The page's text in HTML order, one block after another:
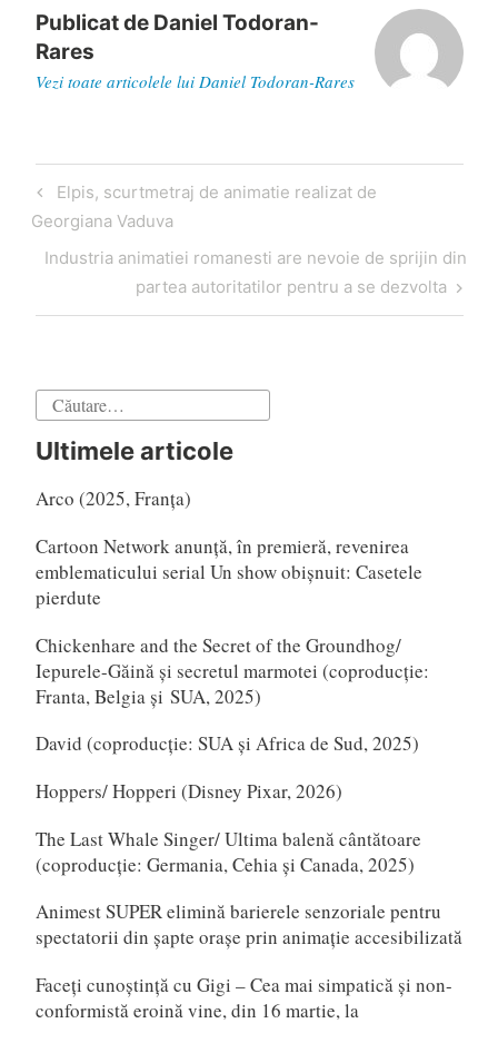
Publicat de Daniel Todoran-
Rares
Vezi toate articolele lui Daniel Todoran-Rares
Navigare
în
articole
Articol
anterior
Elpis, scurtmetraj de animatie realizat de
Georgiana Vaduva
Articol
Industria animatiei romanesti are nevoie de sprijin din
partea autoritatilor pentru a se dezvolta
Caută
Ultimele articole
Arco (2025, Franța)
Cartoon Network anunță, în premieră, revenirea
emblematicului serial Un show obișnuit: Casetele
pierdute
Chickenhare and the Secret of the Groundhog/
Iepurele-Găină și secretul marmotei (coproducție:
Franta, Belgia și SUA, 2025)
David (coproducție: SUA și Africa de Sud, 2025)
Hoppers/ Hopperi (Disney Pixar, 2026)
The Last Whale Singer/ Ultima balenă cântătoare
(coproducție: Germania, Cehia și Canada, 2025)
Animest SUPER elimină barierele senzoriale pentru
spectatorii din șapte orașe prin animație accesibilizată
Faceți cunoștință cu Gigi – Cea mai simpatică și non-
conformistă eroină vine, din 16 martie, la